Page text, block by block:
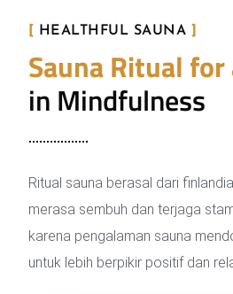
HEALTHFUL SAUNA
Sauna Ritual for
in Mindfulness
Ritual sauna berasal dari
merasa sembuh dan terjaga
karena pengalaman sauna
untuk lebih berpikir positif dan